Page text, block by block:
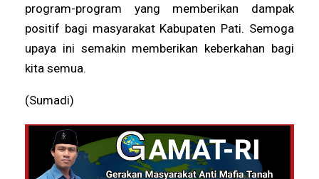
program-program yang memberikan dampak
positif bagi masyarakat Kabupaten Pati. Semoga
upaya ini semakin memberikan keberkahan bagi
kita semua.
(Sumadi)